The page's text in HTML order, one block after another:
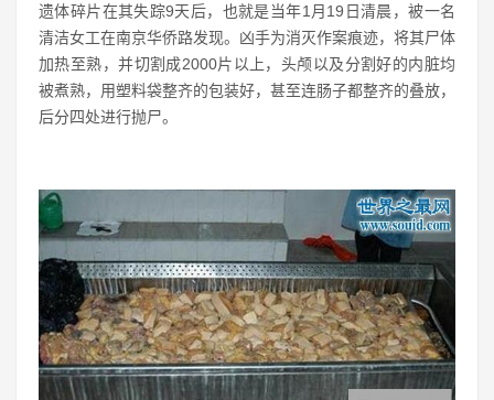
遗体碎片在其失踪9天后，也就是当年1月19日清晨，被一名
清洁女工在南京华侨路发现。凶手为消灭作案痕迹，将其尸体
加热至熟，并切割成2000片以上，头颅以及分割好的内脏均
被煮熟，用塑料袋整齐的包装好，甚至连肠子都整齐的叠放，
后分四处进行抛尸。